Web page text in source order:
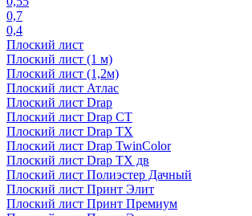
0,7
0,4
Плоский лист
Плоский лист (1 м)
Плоский лист (1,2м)
Плоский лист Атлас
Плоский лист Drap
Плоский лист Drap СТ
Плоский лист Drap TX
Плоский лист Drap TwinColor
Плоский лист Drap ТХ дв
Плоский лист Полиэстер Дачный
Плоский лист Принт Элит
Плоский лист Принт Премиум